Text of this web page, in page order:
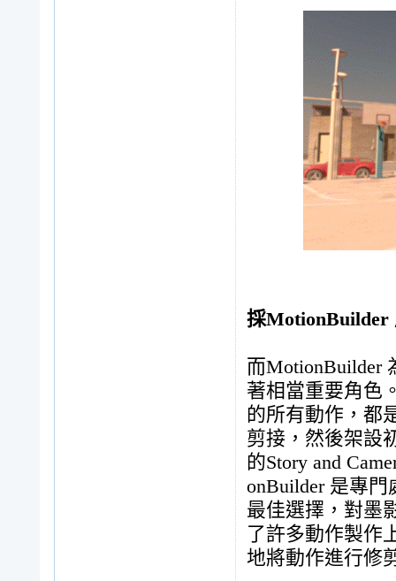
採MotionBuilder
而MotionBuilder
著相當重要角色
的所有動作，都
剪接，然後架設
的Story and
onBuilder 是專
最佳選擇，對墨
了許多動作製作
地將動作進行修